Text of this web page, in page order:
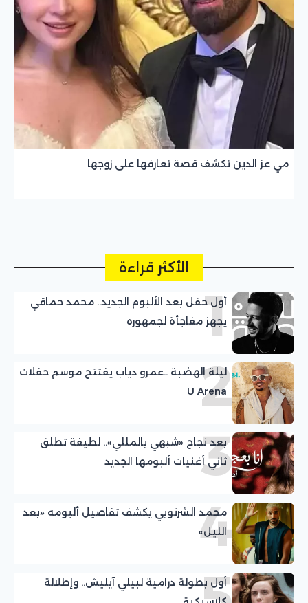
مي عز الدين تكشف قصة تعارفها على زوجها
الأكثر قراءة
1
أول حفل بعد الألبوم الجديد.. محمد حماقي
يجهز مفاجأة لجمهوره
2
ليلة الهضبة ..عمرو دياب يفتتح موسم حفلات
U Arena
3
بعد نجاح «شبهي بالمللي».. لطيفة تطلق
ثاني أغنيات ألبومها الجديد
4
محمد الشرنوبي يكشف تفاصيل ألبومه «بعد
الليل»
أول بطولة درامية لبيلي آيليش.. وإطلالة